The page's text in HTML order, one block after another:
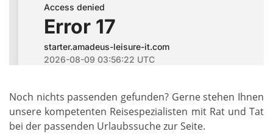
Noch nichts passenden gefunden? Gerne stehen Ihnen
unsere kompetenten Reisespezialisten mit Rat und Tat
bei der passenden Urlaubssuche zur Seite.